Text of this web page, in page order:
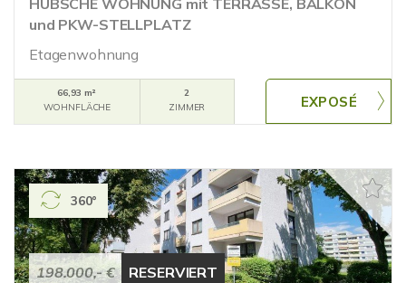
HÜBSCHE WOHNUNG mit TERRASSE, BALKON
und PKW-STELLPLATZ
Etagenwohnung
66,93 m²
WOHNFLÄCHE
2
ZIMMER
198.000,- € RESERVIERT
360°